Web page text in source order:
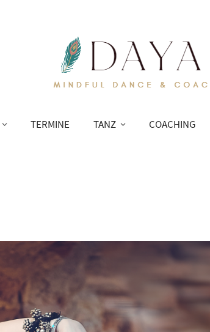
TERMINE TANZ COACHING